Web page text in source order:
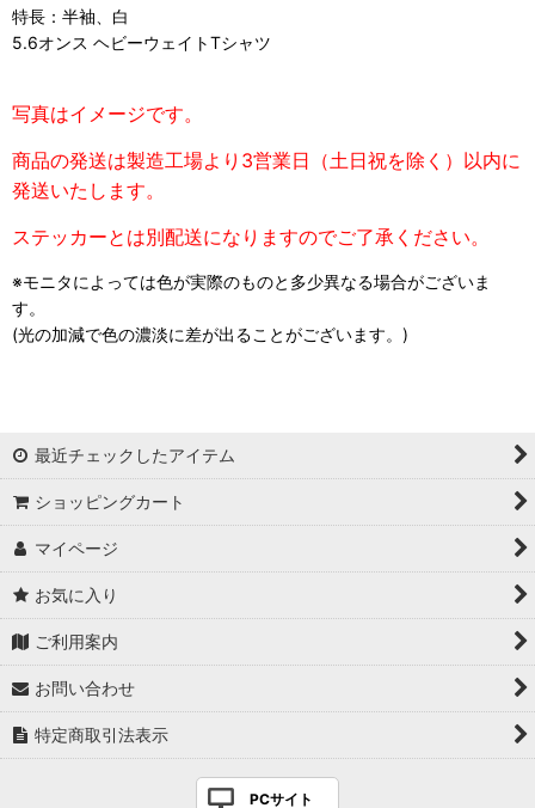
特長：半袖、白
5.6オンス ヘビーウェイトTシャツ
写真はイメージです。
商品の発送は製造工場より3営業日（土日祝を除く）以内に
発送いたします。
ステッカーとは別配送になりますのでご了承ください。
※モニタによっては色が実際のものと多少異なる場合がございま
す。
(光の加減で色の濃淡に差が出ることがございます。)
最近チェックしたアイテム
ショッピングカート
マイページ
お気に入り
ご利用案内
お問い合わせ
特定商取引法表示
PCサイト